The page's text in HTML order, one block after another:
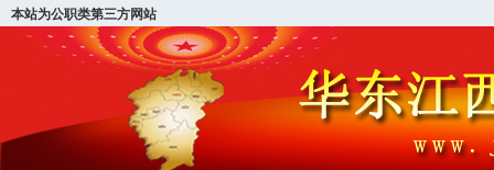
本站为公职类第三方网站